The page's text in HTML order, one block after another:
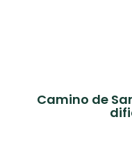
Camino de